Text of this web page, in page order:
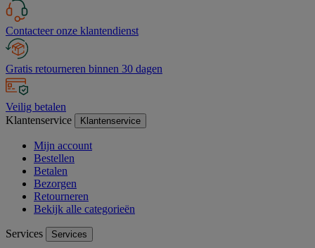
Contacteer onze klantendienst
Gratis retourneren binnen 30 dagen
Veilig betalen
Klantenservice
Klantenservice
Mijn account
Bestellen
Betalen
Bezorgen
Retourneren
Bekijk alle categorieën
Services Services